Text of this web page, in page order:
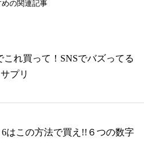
めの関連記事
これ買って！SNSでバズってる
プリ
6はこの方法で買え!!６つの数字